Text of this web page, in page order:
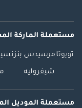
مستعملة الماركة
تويوتا مرسيدس بنز
شيفروليه
مستعملة الموديل